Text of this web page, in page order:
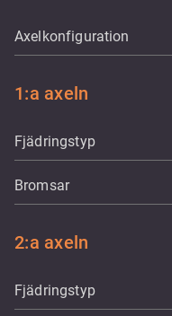
Axelkonfiguration
1:a axeln
Fjädringstyp
Bromsar
2:a axeln
Fjädringstyp